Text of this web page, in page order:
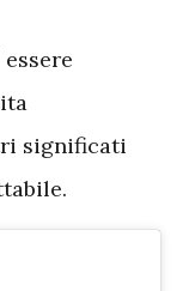
significati